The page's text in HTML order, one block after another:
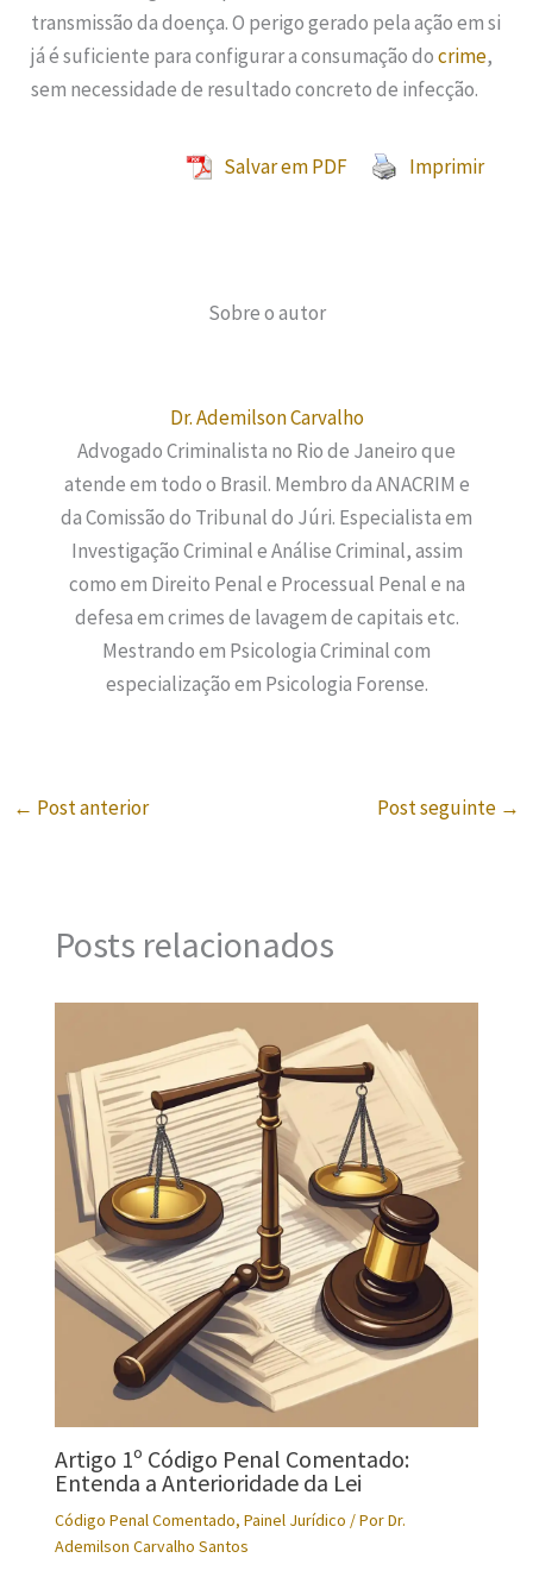
transmissão da doença. O perigo gerado pela ação em si
já é suficiente para configurar a consumação docrime,
sem necessidade de resultado concreto de infecção.
Salvar em PDF Imprimir
Sobre o autor
Dr. Ademilson Carvalho
Advogado Criminalista no Rio de Janeiro que
atende em todo o Brasil. Membro da ANACRIM e
da Comissão do Tribunal do Júri. Especialista em
Investigação Criminal e Análise Criminal, assim
como em Direito Penal e Processual Penal e na
defesa em crimes de lavagem de capitais etc.
Mestrando em Psicologia Criminal com
especialização em Psicologia Forense.
← Post anterior Post seguinte →
Posts relacionados
Artigo 1º Código Penal Comentado:
Entenda a Anterioridade da Lei
Código Penal Comentado, Painel Jurídico / PorDr.
Ademilson Carvalho Santos